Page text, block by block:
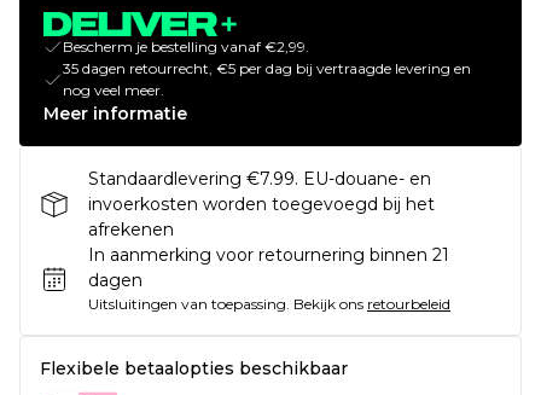
Bescherm je bestelling vanaf €2,99.
35 dagen retourrecht, €5 per dag bij vertraagde levering en
nog veel meer.
Meer informatie
Standaardlevering €7.99. EU-douane- en
invoerkosten worden toegevoegd bij het
afrekenen
In aanmerking voor retournering binnen 21
dagen
Uitsluitingen van toepassing. Bekijk ons retourbeleid
Flexibele betaalopties beschikbaar